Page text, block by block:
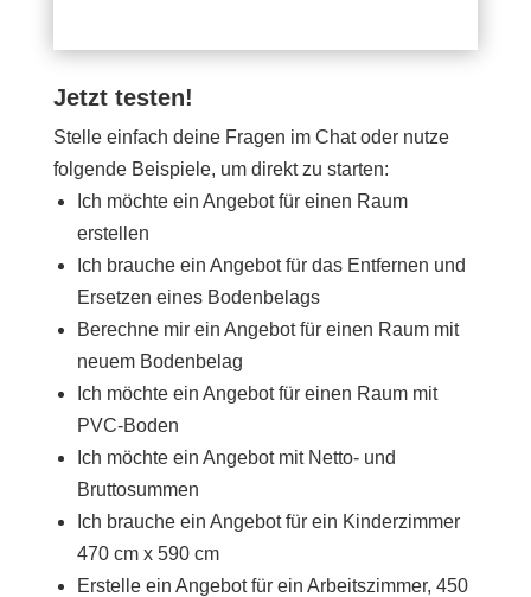
Jetzt testen!
Stelle einfach deine Fragen im Chat oder nutze
folgende Beispiele, um direkt zu starten:
Ich möchte ein Angebot für einen Raum
erstellen
Ich brauche ein Angebot für das Entfernen und
Ersetzen eines Bodenbelags
Berechne mir ein Angebot für einen Raum mit
neuem Bodenbelag
Ich möchte ein Angebot für einen Raum mit
PVC-Boden
Ich möchte ein Angebot mit Netto- und
Bruttosummen
Ich brauche ein Angebot für ein Kinderzimmer
470 cm x 590 cm
Erstelle ein Angebot für ein Arbeitszimmer, 450